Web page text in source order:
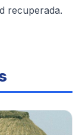
recuperada.